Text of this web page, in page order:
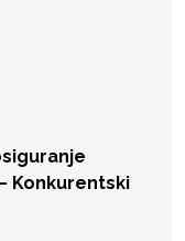
Konkurentski